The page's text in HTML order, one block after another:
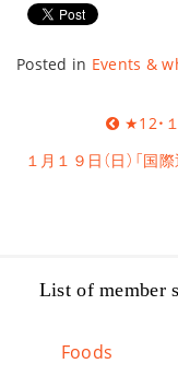
Posted in Events &
★12・
１月１９日（日）「
List of member
Foods